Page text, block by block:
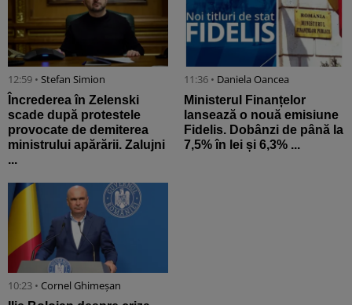
12:59 • Stefan Simion
Încrederea în Zelenski
scade după protestele
provocate de demiterea
ministrului apărării. Zalujni
...
11:36 • Daniela Oancea
Ministerul Finanțelor
lansează o nouă emisiune
Fidelis. Dobânzi de până la
7,5% în lei și 6,3% ...
10:23 • Cornel Ghimeșan